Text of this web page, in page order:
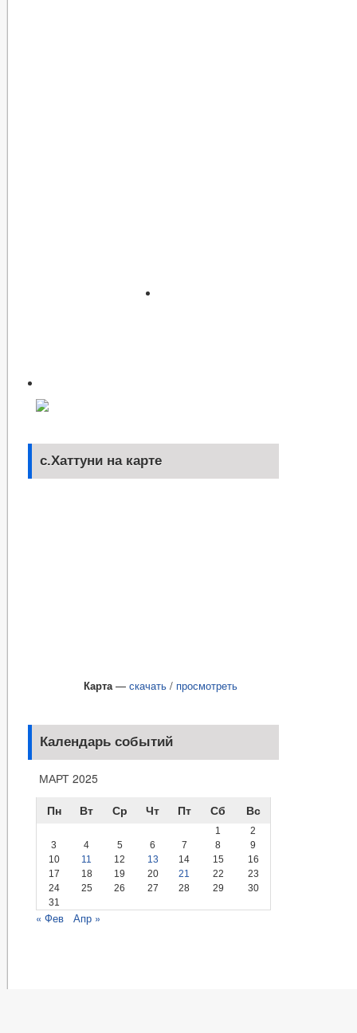
с.Хаттуни на карте
Карта— скачать / просмотреть
Календарь событий
МАРТ 2025
Пн
Вт Ср Чт Пт Сб Вс
1
2
3
4 5 6 7 8
9
10
11 12 13 14 15
16
17
18 19 20 21 22
23
24
25 26 27 28 29
30
31
« Фев Апр »